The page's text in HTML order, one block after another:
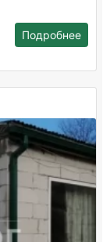
Подробнее